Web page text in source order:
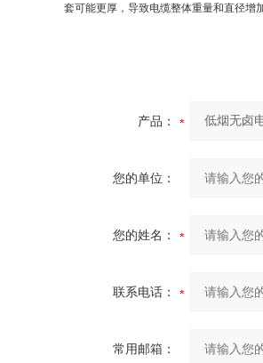
套可能更厚，导致电缆整体重量和直径增
产品：
您的单位：
您的姓名：
联系电话：
常用邮箱：